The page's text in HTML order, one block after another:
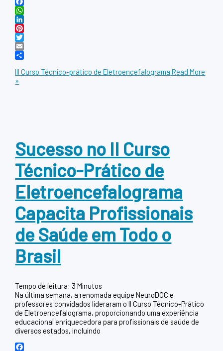
Facebook
WhatsApp
LinkedIn
Pinterest
Twitter
Email
III Curso Técnico-prático de Eletroencefalograma Read More
»
Sucesso no II Curso
Técnico-Prático de
Eletroencefalograma
Capacita Profissionais
de Saúde em Todo o
Brasil
Tempo de leitura: 3 Minutos
Na última semana, a renomada equipe NeuroDOC e
professores convidados lideraram o II Curso Técnico-Prático
de Eletroencefalograma, proporcionando uma experiência
educacional enriquecedora para profissionais de saúde de
diversos estados, incluindo